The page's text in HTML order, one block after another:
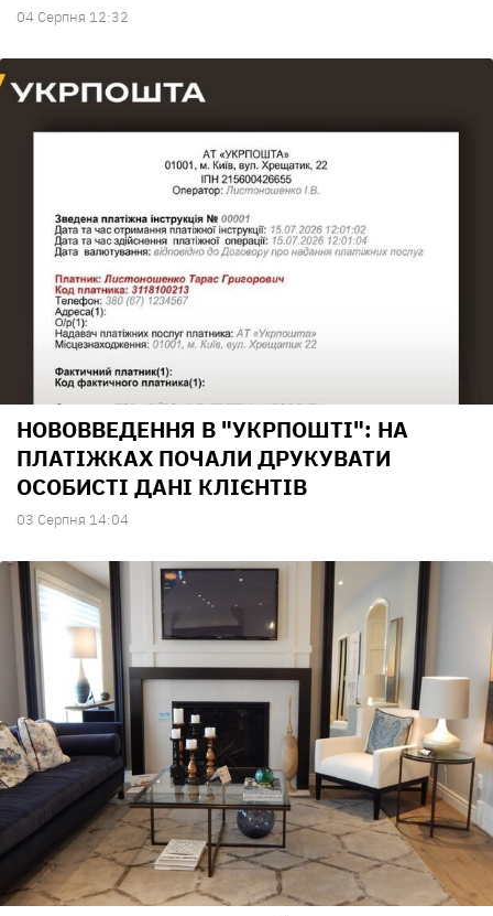
04 Серпня 12:32
НОВОВВЕДЕННЯ В "УКРПОШТІ": НА
ПЛАТІЖКАХ ПОЧАЛИ ДРУКУВАТИ
ОСОБИСТІ ДАНІ КЛІЄНТІВ
03 Серпня 14:04